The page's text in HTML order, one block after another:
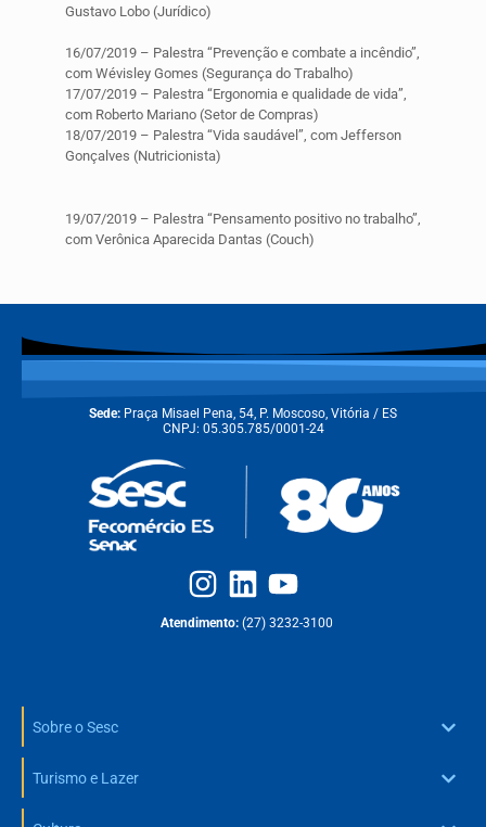
Gustavo Lobo (Jurídico)
16/07/2019 – Palestra “Prevenção e combate a incêndio”,
com Wévisley Gomes (Segurança do Trabalho)
17/07/2019 – Palestra “Ergonomia e qualidade de vida”,
com Roberto Mariano (Setor de Compras)
18/07/2019 – Palestra “Vida saudável”, com Jefferson
Gonçalves (Nutricionista)
19/07/2019 – Palestra “Pensamento positivo no trabalho”,
com Verônica Aparecida Dantas (Couch)
Sede: Praça Misael Pena, 54, P. Moscoso, Vitória / ES
CNPJ: 05.305.785/0001-24
Atendimento: (27) 3232-3100
Sobre o Sesc
Turismo e Lazer